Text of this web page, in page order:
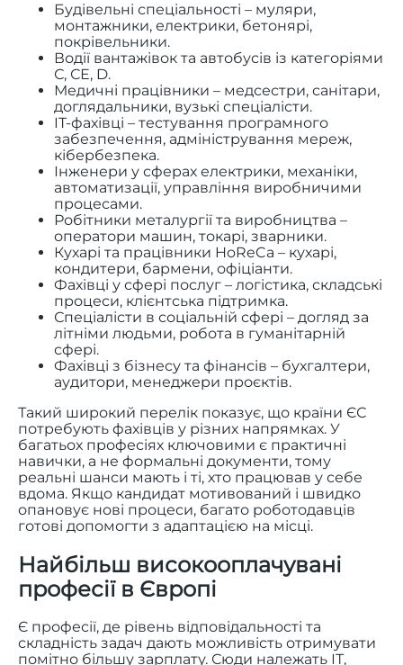
Будівельні спеціальності – муляри,
монтажники, електрики, бетонярі,
покрівельники.
Водії вантажівок та автобусів із категоріями
С, СЕ, D.
Медичні працівники – медсестри, санітари,
доглядальники, вузькі спеціалісти.
IT-фахівці – тестування програмного
забезпечення, адміністрування мереж,
кібербезпека.
Інженери у сферах електрики, механіки,
автоматизації, управління виробничими
процесами.
Робітники металургії та виробництва –
оператори машин, токарі, зварники.
Кухарі та працівники HoReCa – кухарі,
кондитери, бармени, офіціанти.
Фахівці у сфері послуг – логістика, складські
процеси, клієнтська підтримка.
Спеціалісти в соціальній сфері – догляд за
літніми людьми, робота в гуманітарній
сфері.
Фахівці з бізнесу та фінансів – бухгалтери,
аудитори, менеджери проєктів.
Такий широкий перелік показує, що країни ЄС
потребують фахівців у різних напрямках. У
багатьох професіях ключовими є практичні
навички, а не формальні документи, тому
реальні шанси мають і ті, хто працював у себе
вдома. Якщо кандидат мотивований і швидко
опановує нові процеси, багато роботодавців
готові допомогти з адаптацією на місці.
Найбільш високооплачувані
професії в Європі
Є професії, де рівень відповідальності та
складність задач дають можливість отримувати
помітно більшу зарплату. Сюди належать ІТ,